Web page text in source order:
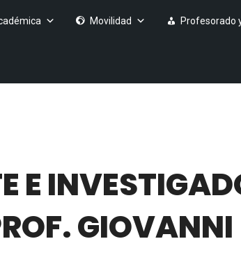
Movilidad Profesorado
E
GIOVANNI